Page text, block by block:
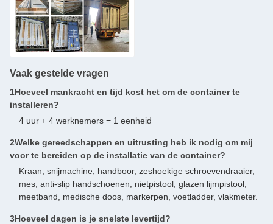
Vaak gestelde vragen
1Hoeveel mankracht en tijd kost het om de container te
installeren?
4 uur + 4 werknemers = 1 eenheid
2Welke gereedschappen en uitrusting heb ik nodig om mij
voor te bereiden op de installatie van de container?
Kraan, snijmachine, handboor, zeshoekige schroevendraaier,
mes, anti-slip handschoenen, nietpistool, glazen lijmpistool,
meetband, medische doos, markerpen, voetladder, vlakmeter.
3Hoeveel dagen is je snelste levertijd?